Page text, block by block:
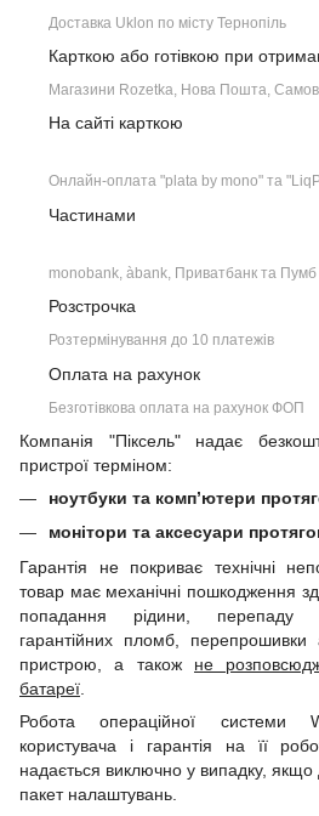
Доставка Uklon по місту Тернопіль
Карткою або готівкою при
Магазини Rozetka, Нова Пошта,
На сайті карткою
Онлайн-оплата "plata by mono" та
Частинами
monobank, àbank, Приватбанк та Пумб
Розстрочка
Розтермінування до 10 платежів
Оплата на рахунок
Безготівкова оплата на рахунок ФОП
Компанія "Піксель" надає
пристрої терміном:
ноутбуки та комп’ютери
монітори та аксесуари
Гарантія не покриває технічні
товар має механічні пошкодження
попадання рідини, перепаду
гарантійних пломб,
пристрою, а також не
батареї
Робота операційної системи
користувача і гарантія на її
надається виключно у випадку,
пакет налаштувань.